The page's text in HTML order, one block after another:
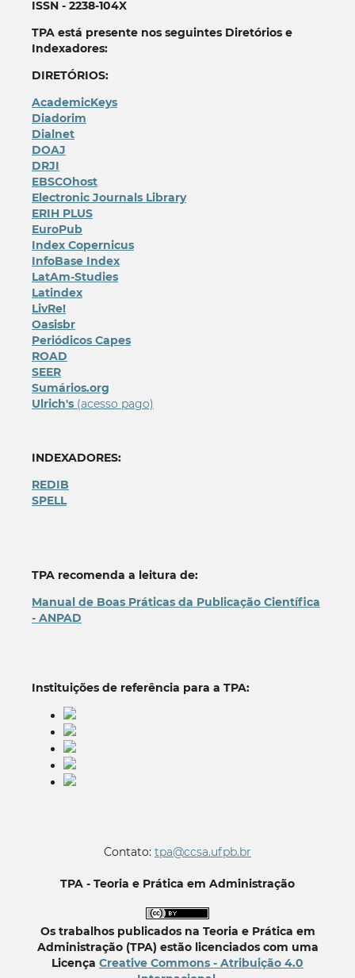
ISSN - 2238-104X
TPA está presente nos seguintes Diretórios e
Indexadores:
DIRETÓRIOS:
AcademicKeys
Diadorim
Dialnet
DOAJ
DRJI
EBSCOhost
Electronic Journals Library
ERIH PLUS
EuroPub
Index Copernicus
InfoBase Index
LatAm-Studies
Latindex
LivRe!
Oasisbr
Periódicos Capes
ROAD
SEER
Sumários.org
Ulrich's(acesso pago)
INDEXADORES:
REDIB
SPELL
TPA recomenda a leitura de:
Manual de Boas Práticas da Publicação Científica
- ANPAD
Instituições de referência para a TPA:
Contato: tpa@ccsa.ufpb.br
TPA - Teoria e Prática em Administração
Os trabalhos publicados na Teoria e Prática em
Administração (TPA) estão licenciados com uma
Licença Creative Commons - Atribuição 4.0